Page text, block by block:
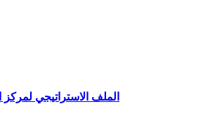
الملف الاستراتيجي لمركز